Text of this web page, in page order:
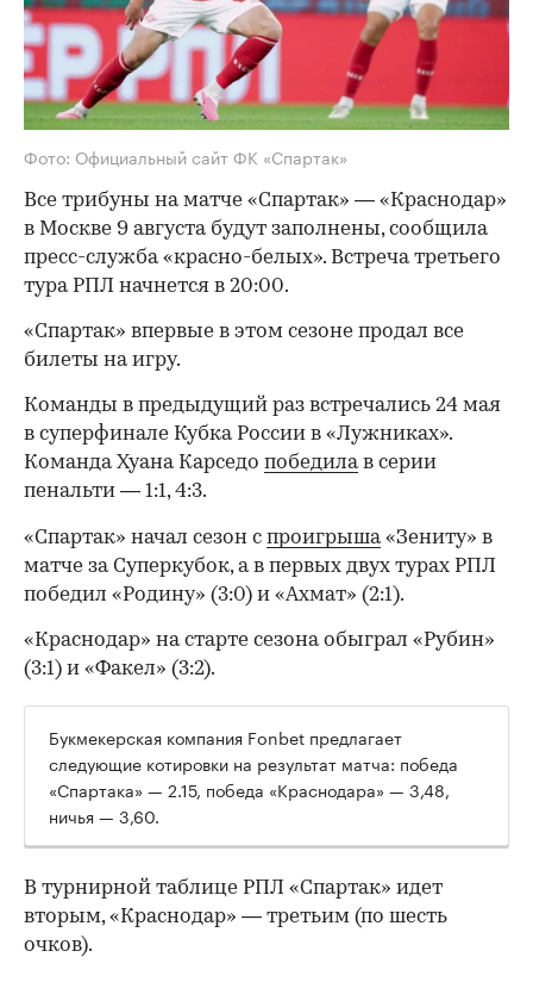
Фото: Официальный сайт ФК «Спартак»
Все трибуны на матче «Спартак» — «Краснодар»
в Москве 9 августа будут заполнены, сообщила
пресс-служба «красно-белых». Встреча третьего
тура РПЛ начнется в 20:00.
«Спартак» впервые в этом сезоне продал все
билеты на игру.
Команды в предыдущий раз встречались 24 мая
в суперфинале Кубка России в «Лужниках».
Команда Хуана Карседо победилав серии
пенальти — 1:1, 4:3.
00:00 / 00:00
«Спартак» начал сезон с проигрыша«Зениту» в
матче за Суперкубок, а в первых двух турах РПЛ
победил «Родину» (3:0) и «Ахмат» (2:1).
«Краснодар» на старте сезона обыграл «Рубин»
(3:1) и «Факел» (3:2).
Букмекерская компания Fonbet предлагает
следующие котировки на результат матча: победа
«Спартака» — 2.15, победа «Краснодара» — 3,48,
ничья — 3,60.
В турнирной таблице РПЛ «Спартак» идет
вторым, «Краснодар» — третьим (по шесть
очков).